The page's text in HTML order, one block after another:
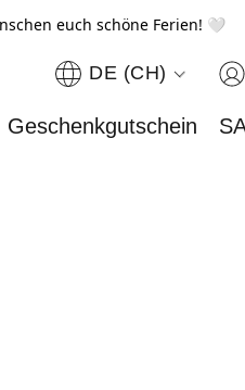
euch schöne Ferien! 🤍
DE (CH)
Geschenkgutschein